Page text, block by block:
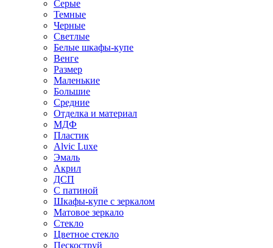
Серые
Темные
Черные
Светлые
Белые шкафы-купе
Венге
Размер
Маленькие
Большие
Средние
Отделка и материал
МДФ
Пластик
Alvic Luxe
Эмаль
Акрил
ДСП
С патиной
Шкафы-купе с зеркалом
Матовое зеркало
Стекло
Цветное стекло
Пескоструй